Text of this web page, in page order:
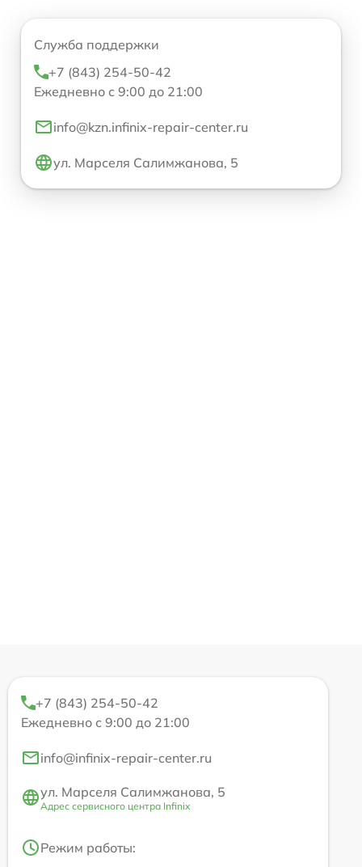
Служба поддержки
+7 (843) 254-50-42
Ежедневно с 9:00 до 21:00
info@kzn.infinix-repair-center.ru
ул. Марселя Салимжанова, 5
+7 (843) 254-50-42
Ежедневно с 9:00 до 21:00
info@infinix-repair-center.ru
ул. Марселя Салимжанова, 5
Адрес сервисного центра Infinix
Режим работы: